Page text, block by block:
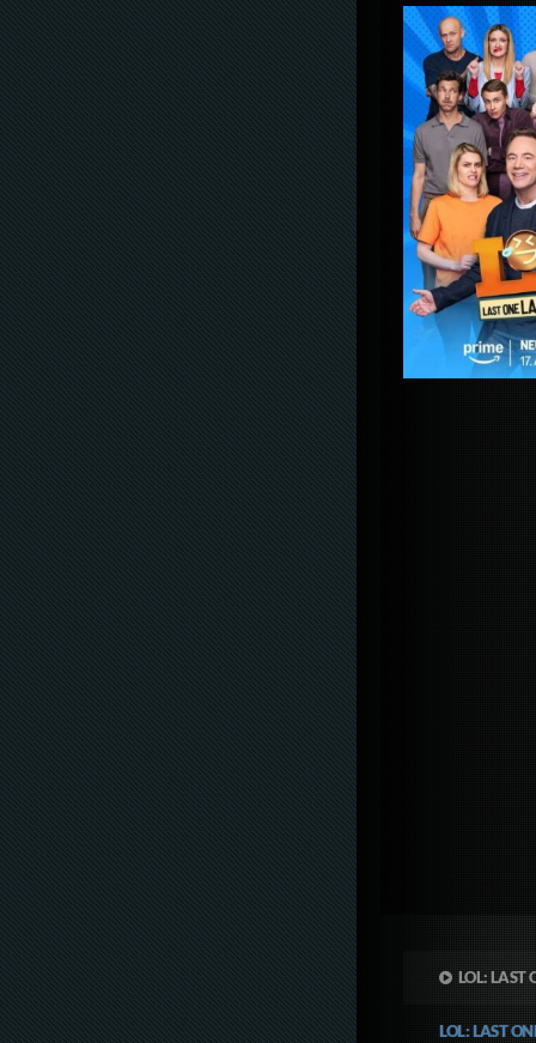
LOL: LAST
LOL: LAST